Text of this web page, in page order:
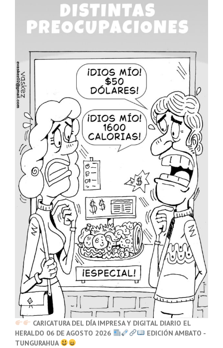
CARICATURA DEL DÍA IMPRESA Y DIGITAL DIARIO EL
HERALDO 06 DE AGOSTO 2026
EDICIÓN AMBATO -
TUNGURAHUA